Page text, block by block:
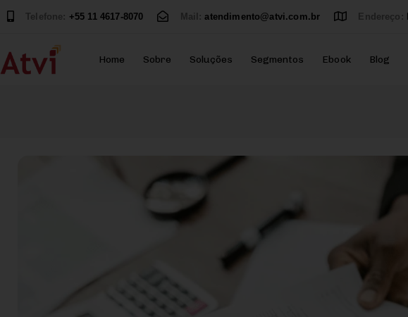
Telefone: +55 11 4617-8070 Mail:atendimento@atvi.com.br Endereço:
Home Sobre Soluções Segmentos Ebook Blog